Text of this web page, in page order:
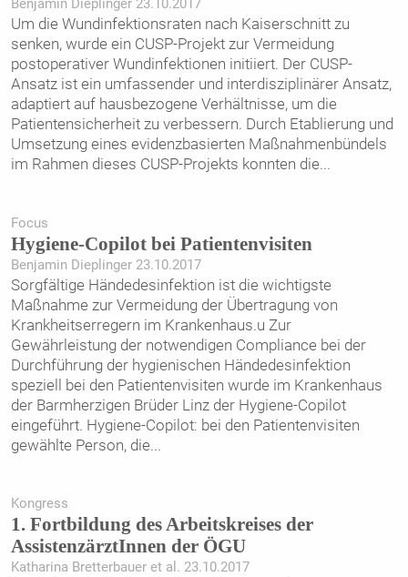
Benjamin Dieplinger 23.10.2017
Um die Wundinfektionsraten nach Kaiserschnitt zu
senken, wurde ein CUSP-Projekt zur Vermeidung
postoperativer Wundinfektionen initiiert. Der CUSP-
Ansatz ist ein umfassender und interdisziplinärer Ansatz,
adaptiert auf hausbezogene Verhältnisse, um die
Patientensicherheit zu verbessern. Durch Etablierung und
Umsetzung eines evidenzbasierten Maßnahmenbündels
im Rahmen dieses CUSP-Projekts konnten die...
Focus
Hygiene-Copilot bei Patientenvisiten
Benjamin Dieplinger 23.10.2017
Sorgfältige Händedesinfektion ist die wichtigste
Maßnahme zur Vermeidung der Übertragung von
Krankheitserregern im Krankenhaus.u Zur
Gewährleistung der notwendigen Compliance bei der
Durchführung der hygienischen Händedesinfektion
speziell bei den Patientenvisiten wurde im Krankenhaus
der Barmherzigen Brüder Linz der Hygiene-Copilot
eingeführt. Hygiene-Copilot: bei den Patientenvisiten
gewählte Person, die...
Kongress
1. Fortbildung des Arbeitskreises der
AssistenzärztInnen der ÖGU
Katharina Bretterbauer et al. 23.10.2017